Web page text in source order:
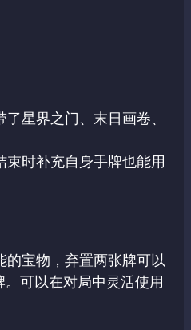
星界之门、末日画卷、
时补充自身手牌也能用
宝物，弃置两张牌可以
可以在对局中灵活使用